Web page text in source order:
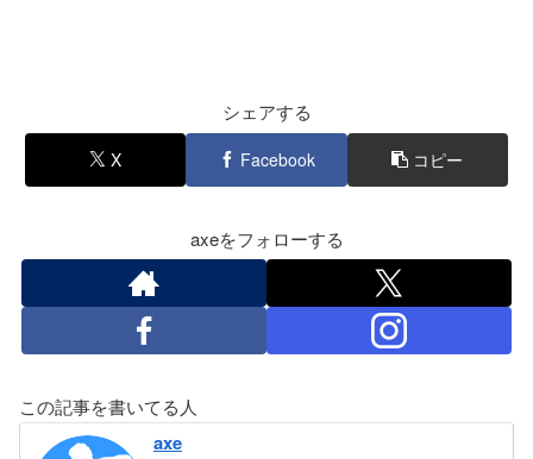
シェアする
X Facebook コピー
axeをフォローする
この記事を書いてる人
axe